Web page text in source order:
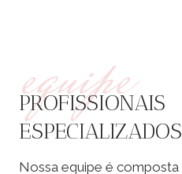
equipe
PROFISSIONAIS
ESPECIALIZADOS
Nossa equipe é